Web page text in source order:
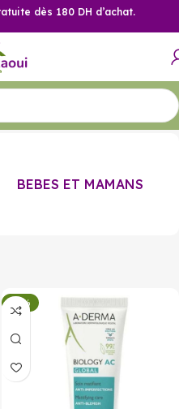
dès 180 DH d’achat.
BEBES ET MAMANS
-33%